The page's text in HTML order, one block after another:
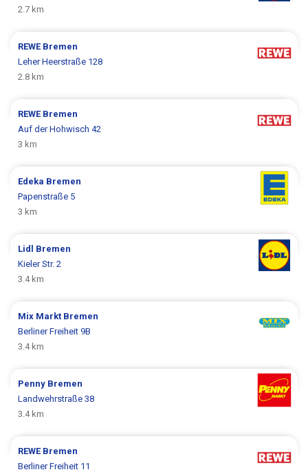
2.7 km
REWE Bremen
Leher Heerstraße 128
2.8 km
REWE Bremen
Auf der Hohwisch 42
3 km
Edeka Bremen
Papenstraße 5
3 km
Lidl Bremen
Kieler Str. 2
3.4 km
Mix Markt Bremen
Berliner Freiheit 9B
3.4 km
Penny Bremen
Landwehrstraße 38
3.4 km
REWE Bremen
Berliner Freiheit 11